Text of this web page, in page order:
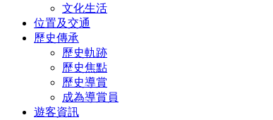
文化生活
位置及交通
歷史傳承
歷史軌跡
歷史焦點
歷史導賞
成為導賞員
遊客資訊